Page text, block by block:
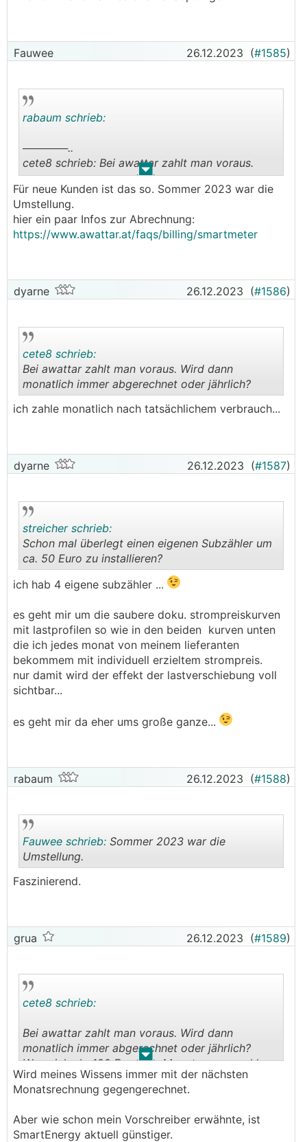
Fauwee 26.12.2023 (#1585)
. .
rabaum schrieb:
──────..
cete8 schrieb: Bei awattar zahlt man voraus.
───────────────
Wie kommst du auf solche Behauptungen?
Für neue Kunden ist das so. Sommer 2023 war die
Umstellung.
hier ein paar Infos zur Abrechnung:
https://www.awattar.at/faqs/billing/smartmeter
dyarne 26.12.2023 (#1586)
..
cete8 schrieb:
Bei awattar zahlt man voraus. Wird dann
monatlich immer abgerechnet oder jährlich?
ich zahle monatlich nach tatsächlichem verbrauch...
dyarne 26.12.2023 (#1587)
..
streicher schrieb:
Schon mal überlegt einen eigenen Subzähler um
ca. 50 Euro zu installieren?
ich hab 4 eigene subzähler ...
es geht mir um die saubere doku. strompreiskurven
mit lastprofilen so wie in den beiden kurven unten
die ich jedes monat von meinem lieferanten
bekommem mit individuell erzieltem strompreis.
nur damit wird der effekt der lastverschiebung voll
sichtbar...
es geht mir da eher ums große ganze...
rabaum 26.12.2023 (#1588)
Fauwee schrieb: Sommer 2023 war die
Umstellung.
Faszinierend.
grua 26.12.2023 (#1589)
. .
cete8 schrieb:
Bei awattar zahlt man voraus. Wird dann
monatlich immer abgerechnet oder jährlich?
Wenn ich zb. 100 Euro pro Monat voraus zahle
und in 1. Monat nur 80 verbraucht habe und im 2.
Monat wieder 80. Bekomme ich dann 40 Euro
Abrechnung quasi als "Guthaben" bei awattar?
Wird meines Wissens immer mit der nächsten
Monatsrechnung gegengerechnet.
Aber wie schon mein Vorschreiber erwähnte, ist
SmartEnergy aktuell günstiger.